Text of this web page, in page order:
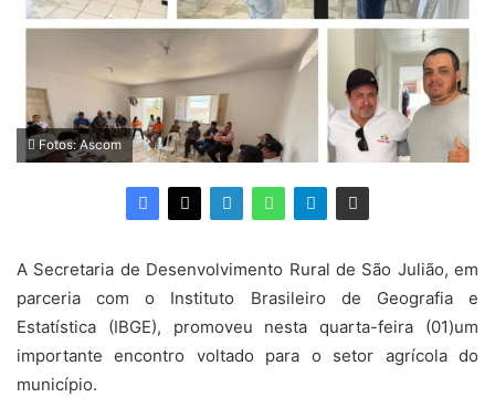
Fotos: Ascom
A Secretaria de Desenvolvimento Rural de São Julião, em
parceria com o Instituto Brasileiro de Geografia e
Estatística (IBGE), promoveu nesta quarta-feira (01)um
importante encontro voltado para o setor agrícola do
município.